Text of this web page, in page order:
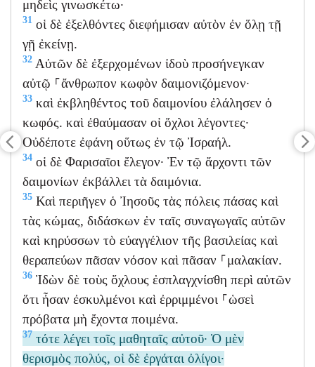
μηδεὶς γινωσκέτω·
31 οἱ δὲ ἐξελθόντες διεφήμισαν αὐτὸν ἐν ὅλῃ τῇ
γῇ ἐκείνῃ.
32 Αὐτῶν δὲ ἐξερχομένων ἰδοὺ προσήνεγκαν
αὐτῷ ⸀ἄνθρωπον κωφὸν δαιμονιζόμενον·
33 καὶ ἐκβληθέντος τοῦ δαιμονίου ἐλάλησεν ὁ
κωφός. καὶ ἐθαύμασαν οἱ ὄχλοι λέγοντες·
Οὐδέποτε ἐφάνη οὕτως ἐν τῷ Ἰσραήλ.
34 οἱ δὲ Φαρισαῖοι ἔλεγον· Ἐν τῷ ἄρχοντι τῶν
δαιμονίων ἐκβάλλει τὰ δαιμόνια.
35 Καὶ περιῆγεν ὁ Ἰησοῦς τὰς πόλεις πάσας καὶ
τὰς κώμας, διδάσκων ἐν ταῖς συναγωγαῖς αὐτῶν
καὶ κηρύσσων τὸ εὐαγγέλιον τῆς βασιλείας καὶ
θεραπεύων πᾶσαν νόσον καὶ πᾶσαν ⸀μαλακίαν.
36 Ἰδὼν δὲ τοὺς ὄχλους ἐσπλαγχνίσθη περὶ αὐτῶν
ὅτι ἦσαν ἐσκυλμένοι καὶ ἐρριμμένοι ⸀ὡσεὶ
πρόβατα μὴ ἔχοντα ποιμένα.
37 τότε λέγει τοῖς μαθηταῖς αὐτοῦ· Ὁ μὲν
θερισμὸς πολύς, οἱ δὲ ἐργάται ὀλίγοι·